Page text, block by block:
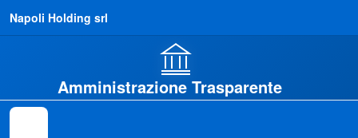
Napoli Holding srl
Amministrazione Trasparente